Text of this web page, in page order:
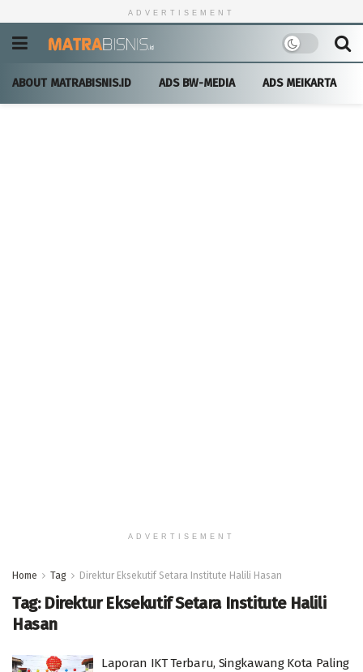
ADVERTISEMENT
ABOUT MATRABISNIS.ID ADS BW-MEDIA ADS MEIKARTA
ADVERTISEMENT
Home Tag Direktur Eksekutif Setara Institute Halili Hasan
Tag: Direktur Eksekutif Setara Institute Halili
Hasan
Laporan IKT Terbaru, Singkawang Kota Paling